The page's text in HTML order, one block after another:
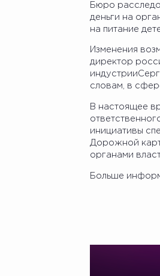
Бюро
деньги на
на питание
Изменения
директор
словам, в
В настоящее
инициативы
Дорожной
органами
Больше